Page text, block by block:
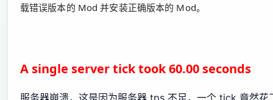
载错误版本的 Mod 并安装正确版本的 Mod。
A single server tick took 60.00 seconds
服务器崩溃，这是因为服务器 tps 不足，一个 tick 竟然